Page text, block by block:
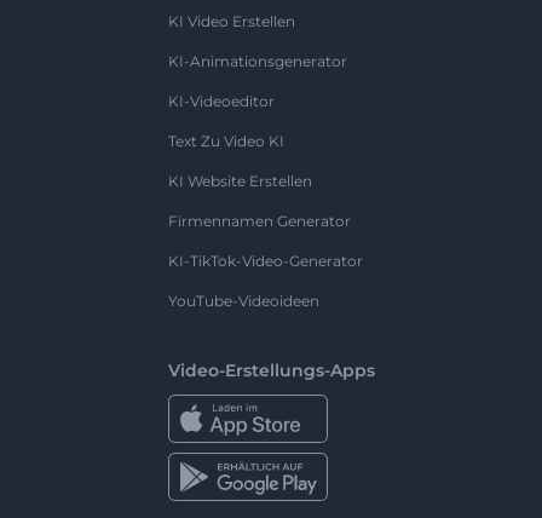
KI Video Erstellen
KI-Animationsgenerator
KI-Videoeditor
Text Zu Video KI
KI Website Erstellen
Firmennamen Generator
KI-TikTok-Video-Generator
YouTube-Videoideen
Video-Erstellungs-Apps